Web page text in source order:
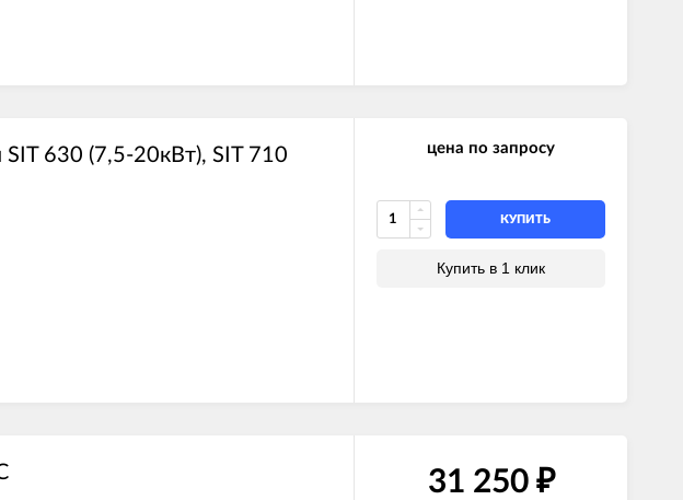
630 (7,5-20кВт), SIT 710
цена по запросу
КУПИТЬ
Купить в 1 клик
31 250 ₽